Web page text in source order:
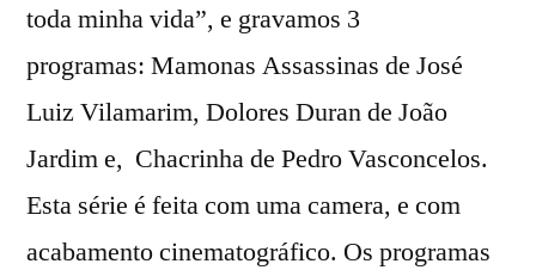
vida
toda minha vida”, e gravamos 3
programas: Mamonas Assassinas de José
Luiz Vilamarim, Dolores Duran de João
Jardim e, Chacrinha de Pedro Vasconcelos.
Esta série é feita com uma camera, e com
acabamento cinematográfico. Os programas